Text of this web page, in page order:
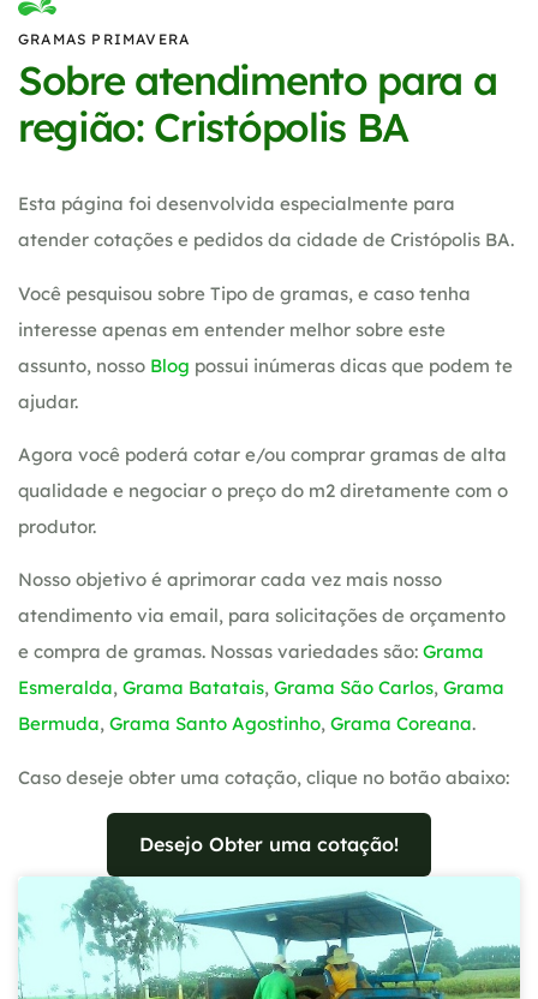
GRAMAS PRIMAVERA
Sobre atendimento para a
região: Cristópolis BA
Esta página foi desenvolvida especialmente para
atender cotações e pedidos da cidade de Cristópolis BA.
Você pesquisou sobre Tipo de gramas, e caso tenha
interesse apenas em entender melhor sobre este
assunto, nosso Blog possui inúmeras dicas que podem te
ajudar.
Agora você poderá cotar e/ou comprar gramas de alta
qualidade e negociar o preço do m2 diretamente com o
produtor.
Nosso objetivo é aprimorar cada vez mais nosso
atendimento via email, para solicitações de orçamento
e compra de gramas. Nossas variedades são: Grama
Esmeralda, Grama Batatais, Grama São Carlos, Grama
Bermuda, Grama Santo Agostinho, Grama Coreana.
Caso deseje obter uma cotação, clique no botão abaixo:
Desejo Obter uma cotação!